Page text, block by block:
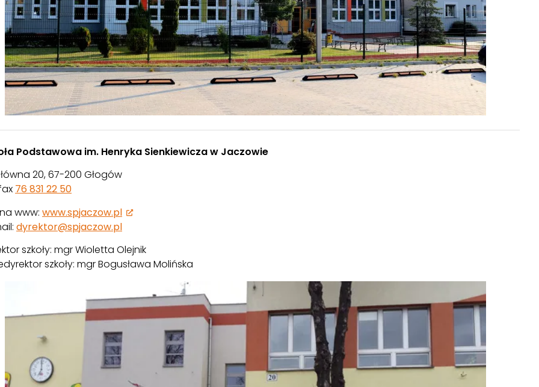
Podstawowa im. Henryka Sienkiewicza w Jaczowie
20, 67-200 Głogów
76 831 22 50
www: www.spjaczow.pl
dyrektor@spjaczow.pl
szkoły: mgr Wioletta Olejnik
szkoły: mgr Bogusława Molińska